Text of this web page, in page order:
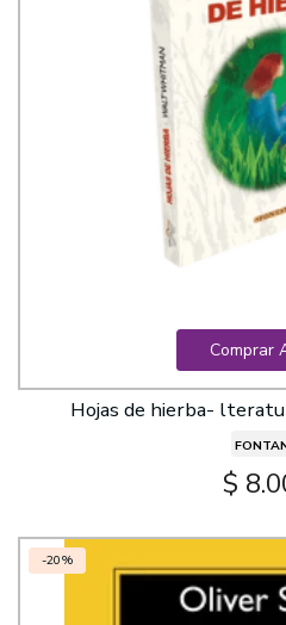
Comprar
Hojas de hierba-
$
-20%